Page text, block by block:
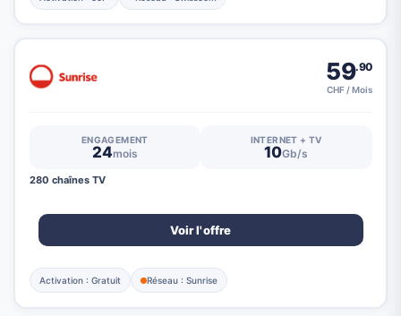
59.90
CHF / Mois
ENGAGEMENT
24mois
INTERNET + TV
10Gb/s
280 chaînes TV
Voir l'offre
Activation : Gratuit Réseau : Sunrise